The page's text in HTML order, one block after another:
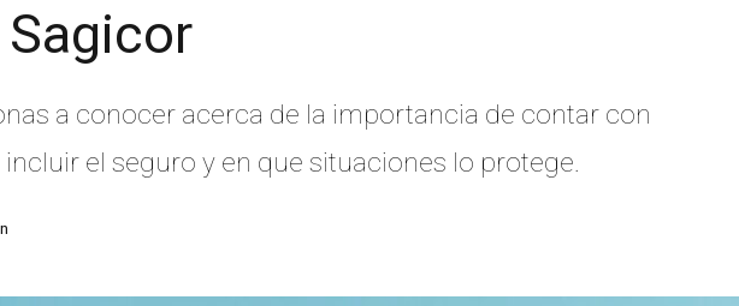
a conocer acerca de la importancia de contar con
el seguro y en que situaciones lo protege.